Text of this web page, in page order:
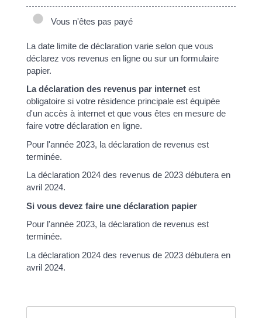
Vous n'êtes pas payé
La date limite de déclaration varie selon que vous
déclarez vos revenus en ligne ou sur un formulaire
papier.
La déclaration des revenus par internetest
obligatoire si votre résidence principale est équipée
d'un accès à internet et que vous êtes en mesure de
faire votre déclaration en ligne.
Pour l'année 2023, la déclaration de revenus est
terminée.
La déclaration 2024 des revenus de 2023 débutera en
avril 2024.
Si vous devez faire une déclaration papier
Pour l'année 2023, la déclaration de revenus est
terminée.
La déclaration 2024 des revenus de 2023 débutera en
avril 2024.